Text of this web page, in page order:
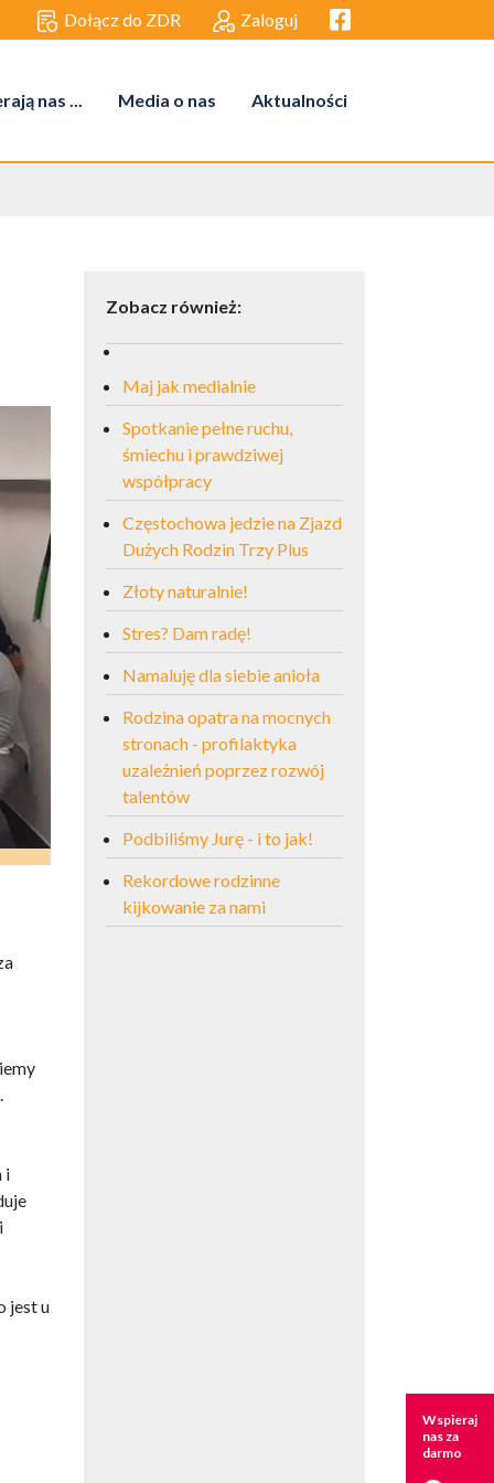
Dołącz do ZDR Zaloguj Facebook link
nas ... Media o nas Aktualności
i
jest u
Zobacz również:
Maj jak medialnie
Spotkanie pełne ruchu,
śmiechu i prawdziwej
współpracy
Częstochowa jedzie na Zjazd
Dużych Rodzin Trzy Plus
Złoty naturalnie!
Stres? Dam radę!
Namaluję dla siebie anioła
Rodzina opatra na mocnych
stronach - profilaktyka
uzależnień poprzez rozwój
talentów
Podbiliśmy Jurę - i to jak!
Rekordowe rodzinne
kijkowanie za nami
Wspieraj
nas za
darmo